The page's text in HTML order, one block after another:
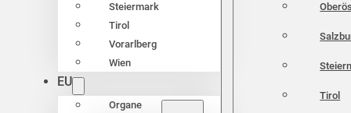
Steiermark
Tirol
Vorarlberg
Wien
EU
Organe
Tirol